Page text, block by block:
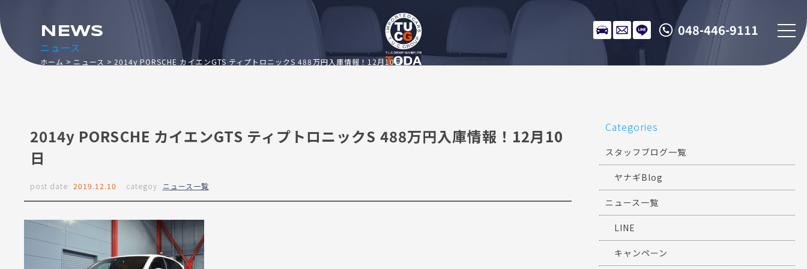
048-446-9111
ニュース
NEWS
ホーム ニュース 2014y PORSCHE カイエンGTS ティプトロニックS 488万円入庫情報！12月10日
2014y PORSCHE カイエンGTS ティプトロニックS 488万円入庫情報！12月10
日
post date: 2019.12.10 categoy: ニュース一覧
Categories
スタッフブログ一覧
ヤナギBlog
ニュース一覧
LINE
キャンペーン